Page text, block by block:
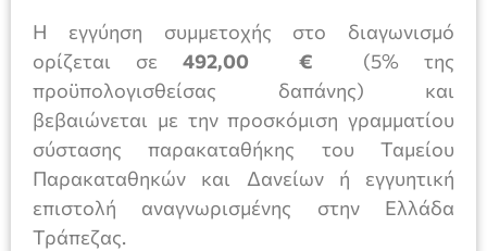
Η εγγύηση συμμετοχής στο διαγωνισμό
ορίζεται σε 492,00 €
(5% της
προϋπολογισθείσας δαπάνης) και
βεβαιώνεται με την προσκόμιση γραμματίου
σύστασης παρακαταθήκης του Ταμείου
Παρακαταθηκών και Δανείων ή εγγυητική
επιστολή αναγνωρισμένης στην Ελλάδα
Τράπεζας.